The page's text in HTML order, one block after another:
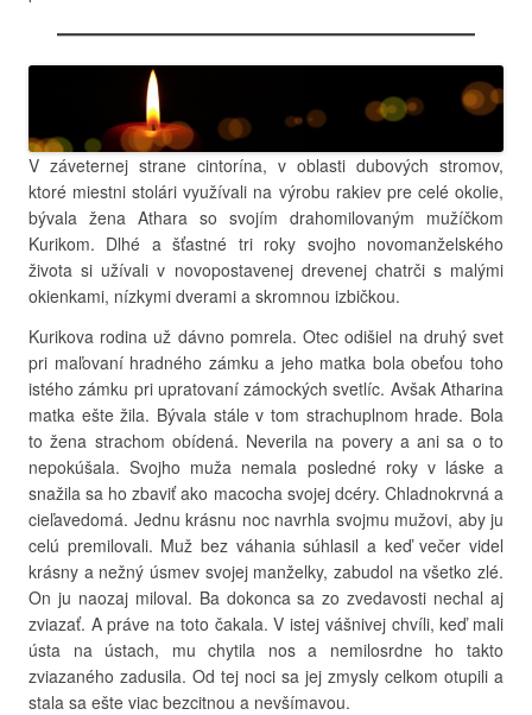
V záveternej strane cintorína, v oblasti dubových stromov,
ktoré miestni stolári využívali na výrobu rakiev pre celé okolie,
bývala žena Athara so svojím drahomilovaným mužíčkom
Kurikom. Dlhé a šťastné tri roky svojho novomanželského
života si užívali v novopostavenej drevenej chatrči s malými
okienkami, nízkymi dverami a skromnou izbičkou.
Kurikova rodina už dávno pomrela. Otec odišiel na druhý svet
pri maľovaní hradného zámku a jeho matka bola obeťou toho
istého zámku pri upratovaní zámockých svetlíc. Avšak Atharina
matka ešte žila. Bývala stále v tom strachuplnom hrade. Bola
to žena strachom obídená. Neverila na povery a ani sa o to
nepokúšala. Svojho muža nemala posledné roky v láske a
snažila sa ho zbaviť ako macocha svojej dcéry. Chladnokrvná a
cieľavedomá. Jednu krásnu noc navrhla svojmu mužovi, aby ju
celú premilovali. Muž bez váhania súhlasil a keď večer videl
krásny a nežný úsmev svojej manželky, zabudol na všetko zlé.
On ju naozaj miloval. Ba dokonca sa zo zvedavosti nechal aj
zviazať. A práve na toto čakala. V istej vášnivej chvíli, keď mali
ústa na ústach, mu chytila nos a nemilosrdne ho takto
zviazaného zadusila. Od tej noci sa jej zmysly celkom otupili a
stala sa ešte viac bezcitnou a nevšímavou.